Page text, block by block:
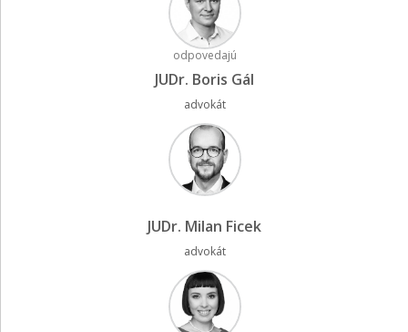
odpovedajú
JUDr. Boris Gál
advokát
JUDr. Milan Ficek
advokát